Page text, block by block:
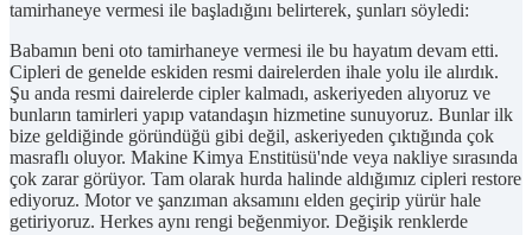
tamirhaneye vermesi ile başladığını belirterek, şunları söyledi:
Babamın beni oto tamirhaneye vermesi ile bu hayatım devam etti.
Cipleri de genelde eskiden resmi dairelerden ihale yolu ile alırdık.
Şu anda resmi dairelerde cipler kalmadı, askeriyeden alıyoruz ve
bunların tamirleri yapıp vatandaşın hizmetine sunuyoruz. Bunlar ilk
bize geldiğinde göründüğü gibi değil, askeriyeden çıktığında çok
masraflı oluyor. Makine Kimya Enstitüsü'nde veya nakliye sırasında
çok zarar görüyor. Tam olarak hurda halinde aldığımız cipleri restore
ediyoruz. Motor ve şanzıman aksamını elden geçirip yürür hale
getiriyoruz. Herkes aynı rengi beğenmiyor. Değişik renklerde